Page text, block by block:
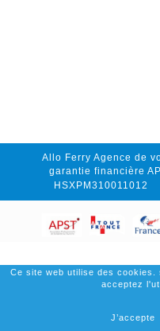
Ce site web utilise des
acceptez
J’accepte
Allo Ferry Agence de
garantie financière
HSXPM310011012